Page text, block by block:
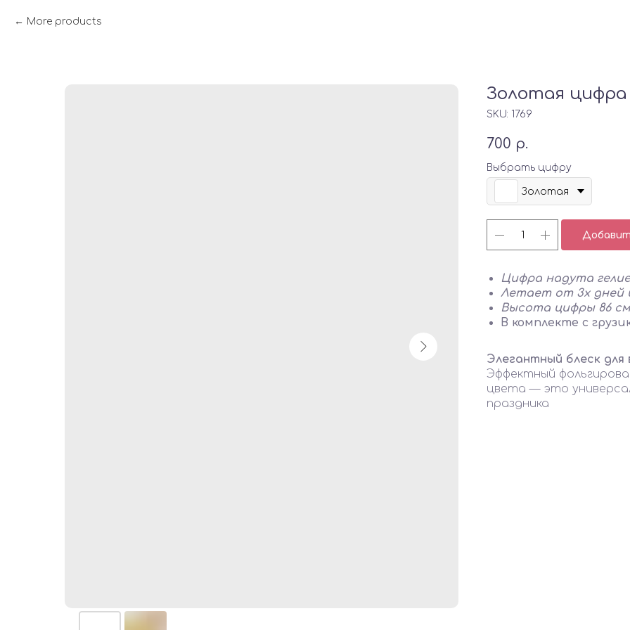
More products
Золотая цифра
SKU: 1769
700 р.
Выбрать цифру
Золотая
Цифра надута
Летает от 3х дней
Высота цифры 86 см
В комплекте с
Элегантный блеск для
Эффектный
цвета — это
праздника